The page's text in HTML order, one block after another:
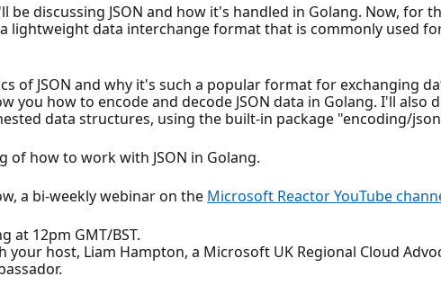
discussing JSON and how it's handled in Golang. Now, for
a lightweight data interchange format that is commonly used
of JSON and why it's such a popular format for exchanging
you how to encode and decode JSON data in Golang. I'll also
data structures, using the built-in package "encoding/
of how to work with JSON in Golang.
a bi-weekly webinar on the Microsoft Reactor YouTube
at 12pm GMT/BST.
host, Liam Hampton, a Microsoft UK Regional Cloud